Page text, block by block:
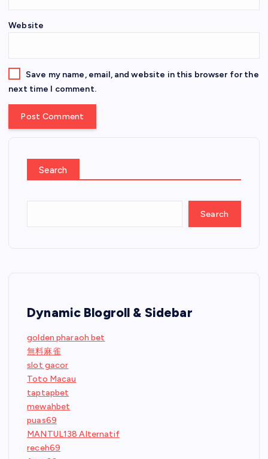
Website
Save my name, email, and website in this browser for the
next time I comment.
Search
Search
Dynamic Blogroll & Sidebar
golden pharaoh bet
無料麻雀
slot gacor
Toto Macau
taptapbet
mewahbet
puas69
MANTUL138 Alternatif
receh69